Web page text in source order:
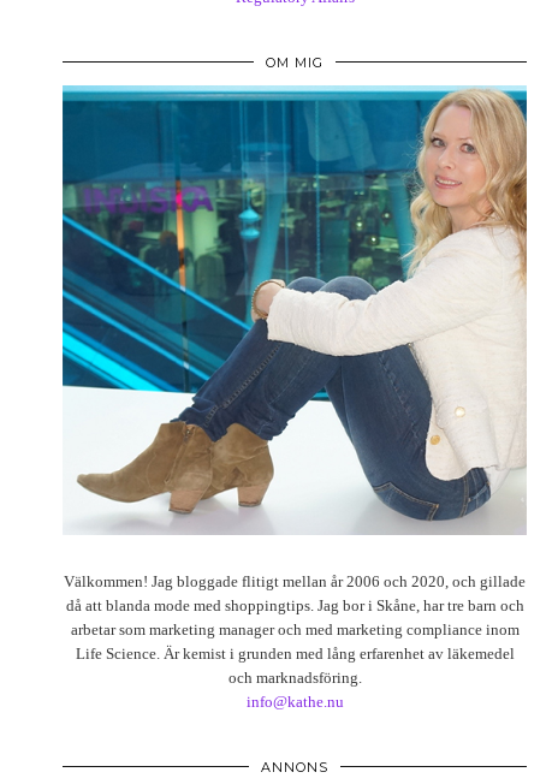
OM MIG
Välkommen! Jag bloggade flitigt mellan år 2006 och 2020, och gillade
då att blanda mode med shoppingtips. Jag bor i Skåne, har tre barn och
arbetar som marketing manager och med marketing compliance inom
Life Science. Är kemist i grunden med lång erfarenhet av läkemedel
och marknadsföring.
info@kathe.nu
ANNONS